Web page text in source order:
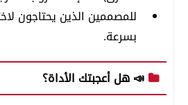
للمصممين الذين يحتاجون
بسرعة.
📣 هل أعجبتك الأداة؟